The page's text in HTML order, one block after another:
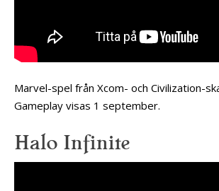
Marvel-spel från Xcom- och Civilization-
Gameplay visas 1 september.
Halo Infinite